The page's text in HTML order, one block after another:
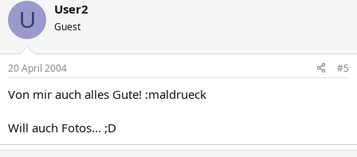
U User2
Guest
20 April 2004 #5
Von mir auch alles Gute! :maldrueck
Will auch Fotos... ;D